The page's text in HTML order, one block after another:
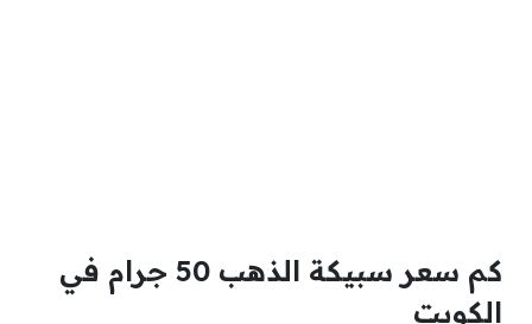
كم سعر سبيكة الذهب 50 جرام في
الكويت